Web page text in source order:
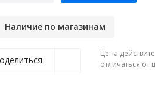
Наличие по магазинам
Цена
отличаться